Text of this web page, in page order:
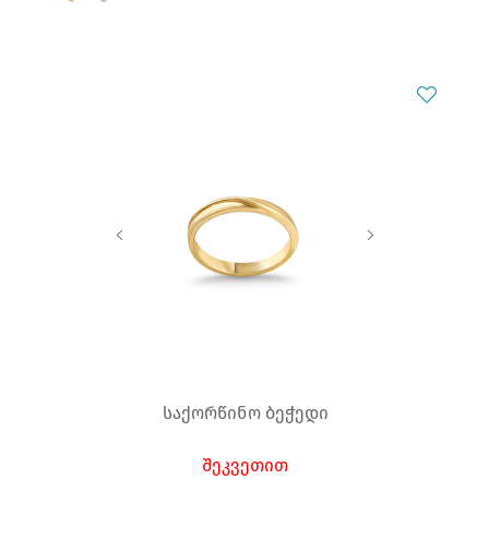
საქორწინო ბეჭედი
შეკვეთით